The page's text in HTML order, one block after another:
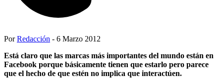
PorRedacción - 6 Marzo 2012
Está claro que las marcas más importantes del mundo están en
Facebook porque básicamente tienen que estarlo pero parece
que el hecho de que estén no implica que interactúen.